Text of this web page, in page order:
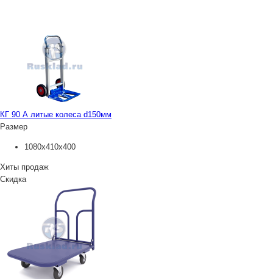
КГ 90 А литые колеса d150мм
Размер
1080x410x400
Хиты продаж
Скидка